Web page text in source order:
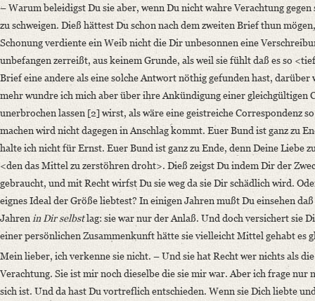
– Warum beleidigst Du sie aber, wenn Du nicht wahre Verachtung
zu schweigen. Dieß hättest Du schon nach dem zweiten Brief thun
Schonung verdiente ein Weib nicht die Dir unbesonnen eine
unbefangen zerreißt, aus keinem Grunde, als weil sie fühlt daß es so
Brief eine andere als eine solche Antwort nöthig gefunden hast,
mehr wundre ich mich aber über ihre Ankündigung einer gleichgültigen
unerbrochen lassen [2] wirst, als wäre eine geistreiche Correspondenz
machen wird nicht dagegen in Anschlag kommt. Euer Bund ist ganz zu
halte ich nicht für Ernst. Euer Bund ist ganz zu Ende, denn Deine Liebe
<den das Mittel zu zerstöhren droht>. Dieß zeigst Du indem Dir der
gebraucht, und mit Recht wirfst Du sie weg da sie Dir schädlich wird.
eignes Ideal der Größe liebtest? In einigen Jahren mußt Du einsehen
Jahren in Dir selbstlag: sie war nur der Anlaß. Und doch versichert sie
einer persönlichen Zusammenkunft hätte sie vielleicht Mittel gehabt es
Mein lieber, ich verkenne sie nicht. – Und sie hat Recht wer nichts als
Verachtung. Sie ist mir noch dieselbe die sie mir war. Aber ich frage nur
sich ist. Und da hast Du vortreflich entschieden. Wenn sie Dich liebte